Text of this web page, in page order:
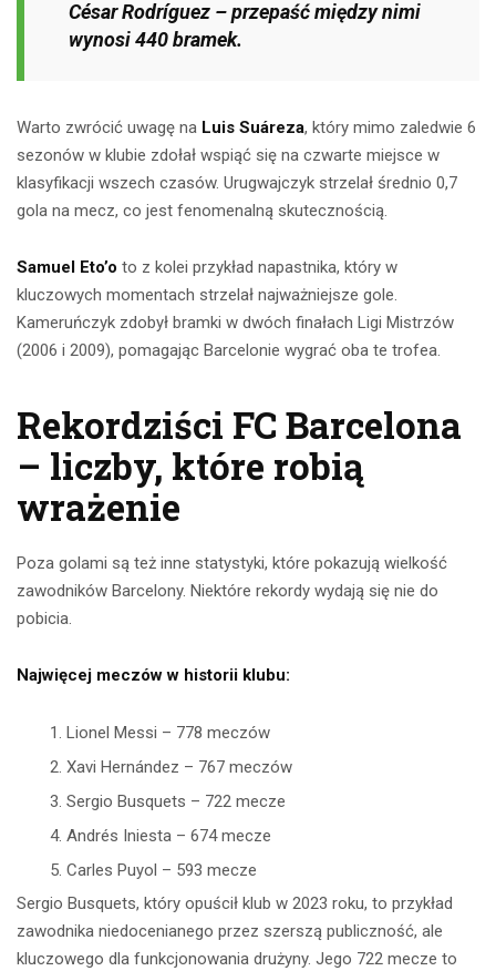
César Rodríguez – przepaść między nimi
wynosi 440 bramek.
Warto zwrócić uwagę na Luis Suáreza, który mimo zaledwie 6
sezonów w klubie zdołał wspiąć się na czwarte miejsce w
klasyfikacji wszech czasów. Urugwajczyk strzelał średnio 0,7
gola na mecz, co jest fenomenalną skutecznością.
Samuel Eto’o to z kolei przykład napastnika, który w
kluczowych momentach strzelał najważniejsze gole.
Kameruńczyk zdobył bramki w dwóch finałach Ligi Mistrzów
(2006 i 2009), pomagając Barcelonie wygrać oba te trofea.
Rekordziści FC Barcelona
– liczby, które robią
wrażenie
Poza golami są też inne statystyki, które pokazują wielkość
zawodników Barcelony. Niektóre rekordy wydają się nie do
pobicia.
Najwięcej meczów w historii klubu:
Lionel Messi – 778 meczów
Xavi Hernández – 767 meczów
Sergio Busquets – 722 mecze
Andrés Iniesta – 674 mecze
Carles Puyol – 593 mecze
Sergio Busquets, który opuścił klub w 2023 roku, to przykład
zawodnika niedocenianego przez szerszą publiczność, ale
kluczowego dla funkcjonowania drużyny. Jego 722 mecze to